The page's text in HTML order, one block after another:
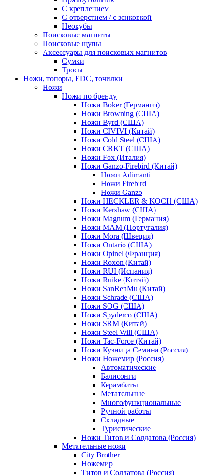
С креплением
С отверстием / с зенковкой
Неокубы
Поисковые магниты
Поисковые щупы
Аксессуары для поисковых магнитов
Сумки
Тросы
Ножи, топоры, EDC, точилки
Ножи
Ножи по бренду
Ножи Boker (Германия)
Ножи Browning (США)
Ножи Byrd (США)
Ножи CIVIVI (Китай)
Ножи Cold Steel (США)
Ножи CRKT (США)
Ножи Fox (Италия)
Ножи Ganzo-Firebird (Китай)
Ножи Adimanti
Ножи Firebird
Ножи Ganzo
Ножи HECKLER & KOCH (США)
Ножи Kershaw (США)
Ножи Magnum (Германия)
Ножи MAM (Португалия)
Ножи Mora (Швеция)
Ножи Ontario (США)
Ножи Opinel (Франция)
Ножи Roxon (Китай)
Ножи RUI (Испания)
Ножи Ruike (Китай)
Ножи SanRenMu (Китай)
Ножи Schrade (США)
Ножи SOG (США)
Ножи Spyderco (США)
Ножи SRM (Китай)
Ножи Steel Will (США)
Ножи Tac-Force (Китай)
Ножи Кузница Семина (Россия)
Ножи Ножемир (Россия)
Автоматические
Балисонги
Керамбиты
Метательные
Многофункциональные
Ручной работы
Складные
Туристические
Ножи Титов и Солдатова (Россия)
Метательные ножи
City Brother
Ножемир
Титов и Солдатова (Россия)